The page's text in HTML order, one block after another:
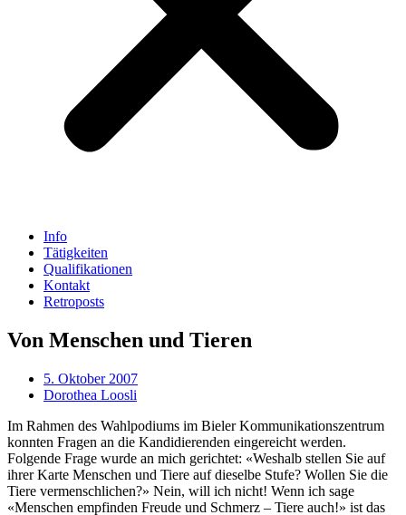
Info
Tätigkeiten
Qualifikationen
Kontakt
Retroposts
Von Menschen und Tieren
5. Oktober 2007
Dorothea Loosli
Im Rahmen des Wahlpodiums im Bieler Kommunikationszentrum
konnten Fragen an die Kandidierenden eingereicht werden.
Folgende Frage wurde an mich gerichtet: «Weshalb stellen Sie auf
ihrer Karte Menschen und Tiere auf dieselbe Stufe? Wollen Sie die
Tiere vermenschlichen?» Nein, will ich nicht! Wenn ich sage
«Menschen empfinden Freude und Schmerz – Tiere auch!» ist das